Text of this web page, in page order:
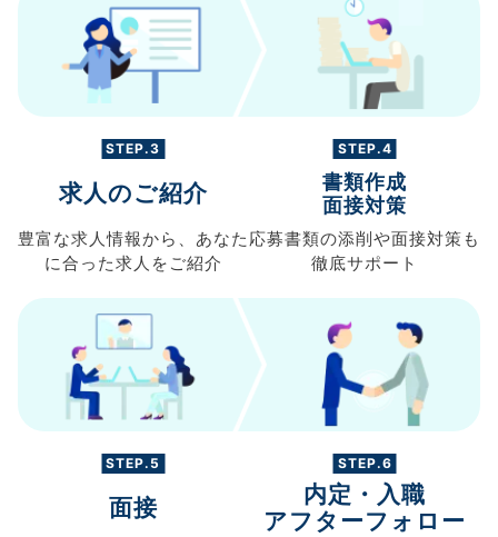
STEP.3
求人のご紹介
豊富な求人情報から、 あなた
に合った求人を ご紹介
STEP.4
書類作成
面接対策
応募書類の添削や面接対策も
徹底サポート
STEP.5
面接
STEP.6
内定・入職
アフターフォロー